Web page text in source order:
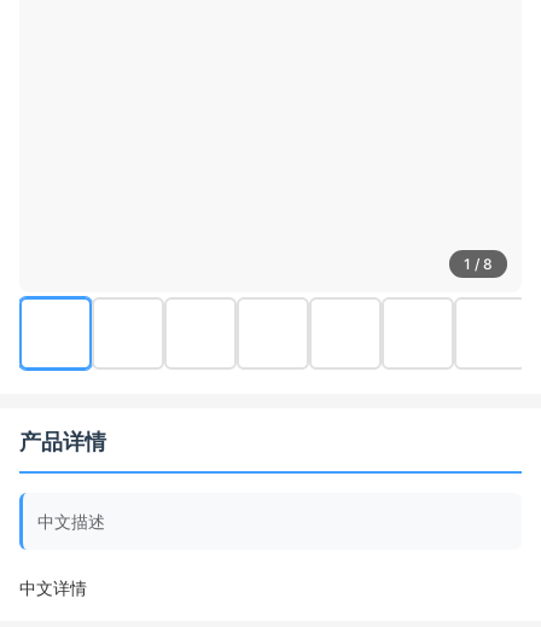
1 / 8
产品详情
中文描述
中文详情